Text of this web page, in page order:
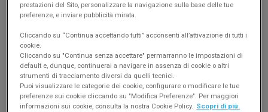
quali i servizi sono erogati o Utenti Finali) nel contesto della
fruizione del Prodotto:
• dati identificativi e di contatto;
• dati finanziari e dati relativi a transazioni;
• dati commerciali;
e per i servizi erogati in modalità Saas:
• credenziali di accesso e dati di log relativi alle utenze che
accedono alla piattaforma;
prestazioni del Sito, personalizzare la navigazione sulla base delle tue
preferenze, e inviare pubblicità mirata.
Cliccando su “Continua accettando tutti” acconsenti all’attivazione di tutti i
cookie.
Cliccando su "Continua senza accettare" permarranno le impostazioni di
default e, dunque, continuerai a navigare in assenza di cookie o altri
strumenti di tracciamento diversi da quelli tecnici.
Puoi visualizzare le categorie dei cookie, configurare o modificare le tue
preferenze sui cookie cliccando su "Modifica Preferenze". Per maggiori
informazioni sui cookie, consulta la nostra Cookie Policy. Scopri di più.